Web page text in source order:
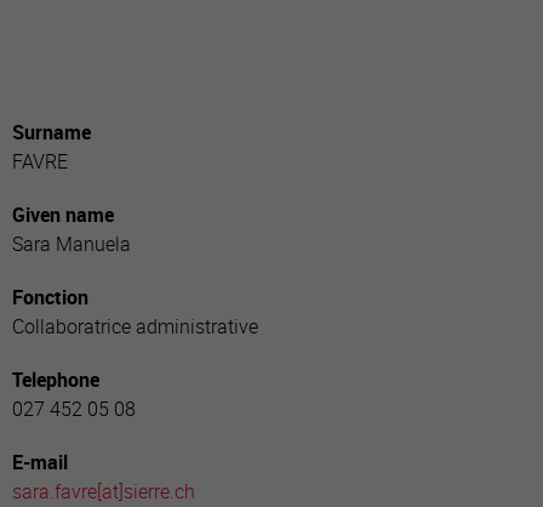
Surname
FAVRE
Given name
Sara Manuela
Fonction
Collaboratrice administrative
Telephone
027 452 05 08
E-mail
sara.favre[at]sierre.ch